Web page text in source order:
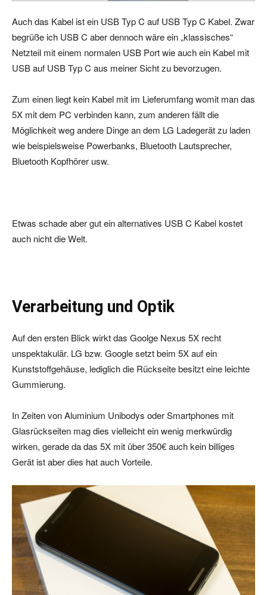
Auch das Kabel ist ein USB Typ C auf USB Typ C Kabel. Zwar
begrüße ich USB C aber dennoch wäre ein „klassisches“
Netzteil mit einem normalen USB Port wie auch ein Kabel mit
USB auf USB Typ C aus meiner Sicht zu bevorzugen.
Zum einen liegt kein Kabel mit im Lieferumfang womit man das
5X mit dem PC verbinden kann, zum anderen fällt die
Möglichkeit weg andere Dinge an dem LG Ladegerät zu laden
wie beispielsweise Powerbanks, Bluetooth Lautsprecher,
Bluetooth Kopfhörer usw.
Etwas schade aber gut ein alternatives USB C Kabel kostet
auch nicht die Welt.
Verarbeitung und Optik
Auf den ersten Blick wirkt das Goolge Nexus 5X recht
unspektakulär. LG bzw. Google setzt beim 5X auf ein
Kunststoffgehäuse, lediglich die Rückseite besitzt eine leichte
Gummierung.
In Zeiten von Aluminium Unibodys oder Smartphones mit
Glasrückseiten mag dies vielleicht ein wenig merkwürdig
wirken, gerade da das 5X mit über 350€ auch kein billiges
Gerät ist aber dies hat auch Vorteile.